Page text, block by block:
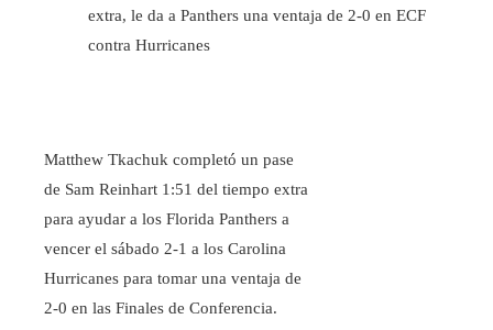
extra, le da a Panthers una ventaja de 2-0 en ECF
contra Hurricanes
Matthew Tkachuk completó un pase
de Sam Reinhart 1:51 del tiempo extra
para ayudar a los Florida Panthers a
vencer el sábado 2-1 a los Carolina
Hurricanes para tomar una ventaja de
2-0 en las Finales de Conferencia.